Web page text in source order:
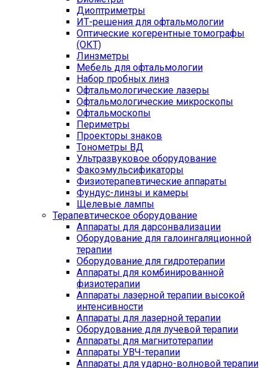
Диоптриметры
ИТ-решения для офтальмологии
Оптические когерентные томографы
(ОКТ)
Линзметры
Мебель для офтальмологии
Набор пробных линз
Офтальмологические лазеры
Офтальмологические микроскопы
Офтальмоскопы
Периметры
Проекторы знаков
Тонометры ВД
Ультразвуковое оборудование
Факоэмульсификаторы
Физиотерапевтические аппараты
Фундус-линзы и камеры
Щелевые лампы
Терапевтическое оборудование
Аппараты для дарсонвализации
Оборудование для галоингаляционной
терапии
Оборудование для гидротерапии
Аппараты для комбинированной
физиотерапии
Аппараты лазерной терапии высокой
интенсивности
Аппараты для лазерной терапии
Оборудование для лучевой терапии
Аппараты для магнитотерапии
Аппараты УВЧ-терапии
Аппараты для ударно-волновой терапии